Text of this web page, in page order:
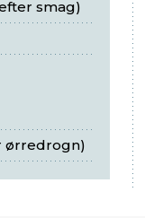
smag)
ørredrogn)